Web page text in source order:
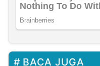
BACA JUGA